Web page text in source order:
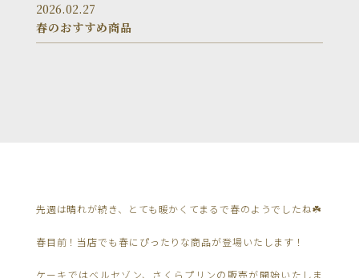
2026.02.27
春のおすすめ商品
先週は晴れが続き、とても暖かくてまるで春のようでしたね☘️
春目前！当店でも春にぴったりな商品が登場いたします！
ケーキではベルセゾン、さくらプリンの販売が開始いたしま